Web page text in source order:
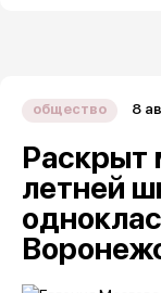
общество 8
Раскрыт
летней